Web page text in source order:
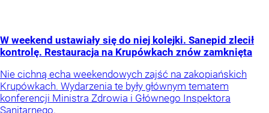
W weekend ustawiały się do niej kolejki. Sanepid zlecił
kontrolę. Restauracja na Krupówkach znów zamknięta
Nie cichną echa weekendowych zajść na zakopiańskich
Krupówkach. Wydarzenia te były głównym tematem
konferencji Ministra Zdrowia i Głównego Inspektora
Sanitarnego.